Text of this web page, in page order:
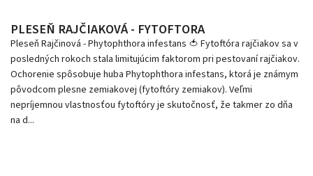
PLESEŇ RAJČIAKOVÁ - FYTOFTORA
Pleseň Rajčinová - Phytophthora infestans 🍅 Fytoftóra rajčiakov sa v
posledných rokoch stala limitujúcim faktorom pri pestovaní rajčiakov.
Ochorenie spôsobuje huba Phytophthora infestans, ktorá je známym
pôvodcom plesne zemiakovej (fytoftóry zemiakov). Veľmi
nepríjemnou vlastnosťou fytoftóry je skutočnosť, že takmer zo dňa
na d...